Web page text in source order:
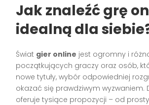
Jak znaleźć grę
idealną dla
Świat gier online jest ogromny i
początkujących graczy oraz osób,
nowe tytuły, wybór odpowiedniej
okazać się prawdziwym wyzwaniem.
oferuje tysiące propozycji – od